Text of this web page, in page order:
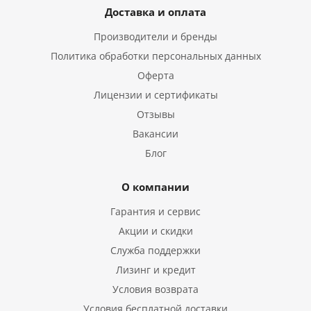
Доставка и оплата
Производители и бренды
Политика обработки персональных данных
Оферта
Лицензии и сертификаты
Отзывы
Вакансии
Блог
О компании
Гарантия и сервис
Акции и скидки
Служба поддержки
Лизинг и кредит
Условия возврата